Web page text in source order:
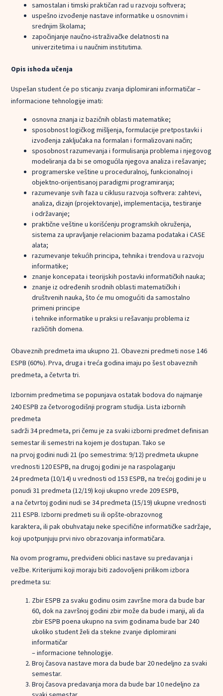
samostalan i timski praktičan rad u razvoju softvera;
uspešno izvođenje nastave informatike u osnovnim i
srednjim školama;
započinjanje naučno-istraživačke delatnosti na
univerzitetima i u naučnim institutima.
Opis ishoda učenja
Uspešan student će po sticanju zvanja diplomirani informatičar –
informacione tehnologije imati:
osnovna znanja iz bazičnih oblasti matematike;
sposobnost logičkog mišljenja, formulacije pretpostavki i
izvođenja zaključaka na formalan i formalizovani način;
sposobnost razumevanja i formulisanja problema i njegovog
modeliranja da bi se omogućila njegova analiza i rešavanje;
programerske veštine u proceduralnoj, funkcionalnoj i
objektno-orijentisanoj paradigmi programiranja;
razumevanje svih faza u ciklusu razvoja softvera: zahtevi,
analiza, dizajn (projektovanje), implementacija, testiranje
i održavanje;
praktične veštine u korišćenju programskih okruženja,
sistema za upravljanje relacionim bazama podataka i CASE
alata;
razumevanje tekućih principa, tehnika i trendova u razvoju
informatike;
znanje koncepata i teorijskih postavki informatičkih nauka;
znanje iz određenih srodnih oblasti matematičkih i
društvenih nauka, što će mu omogućiti da samostalno
primeni principe
i tehnike informatike u praksi u rešavanju problema iz
različitih domena.
Obaveznih predmeta ima ukupno 21. Obavezni predmeti nose 146
ESPB (60%). Prva, druga i treća godina imaju po šest obaveznih
predmeta, a četvrta tri.
Izbornim predmetima se popunjava ostatak bodova do najmanje
240 ESPB za četvorogodišnji program studija. Lista izbornih
predmeta
sadrži 34 predmeta, pri čemu je za svaki izborni predmet definisan
semestar ili semestri na kojem je dostupan. Tako se
na prvoj godini nudi 21 (po semestrima: 9/12) predmeta ukupne
vrednosti 120 ESPB, na drugoj godini je na raspolaganju
24 predmeta (10/14) u vrednosti od 153 ESPB, na trećoj godini je u
ponudi 31 predmeta (12/19) koji ukupno vrede 209 ESPB,
a na četvrtoj godini nudi se 34 predmeta (15/19) ukupne vrednosti
211 ESPB. Izborni predmeti su ili opšte-obrazovnog
karaktera, ili pak obuhvataju neke specifične informatičke sadržaje,
koji upotpunjuju prvi nivo obrazovanja informatičara.
Na ovom programu, predviđeni oblici nastave su predavanja i
vežbe. Kriterijumi koji moraju biti zadovoljeni prilikom izbora
predmeta su:
Zbir ESPB za svaku godinu osim završne mora da bude bar
60, dok na završnoj godini zbir može da bude i manji, ali da
zbir ESPB poena ukupno na svim godinama bude bar 240
ukoliko student želi da stekne zvanje diplomirani
informatičar
– informacione tehnologije.
Broj časova nastave mora da bude bar 20 nedeljno za svaki
semestar.
Broj časova predavanja mora da bude bar 10 nedeljno za